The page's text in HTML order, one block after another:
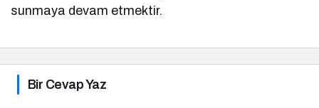
sunmaya devam etmektir.
Bir Cevap Yaz